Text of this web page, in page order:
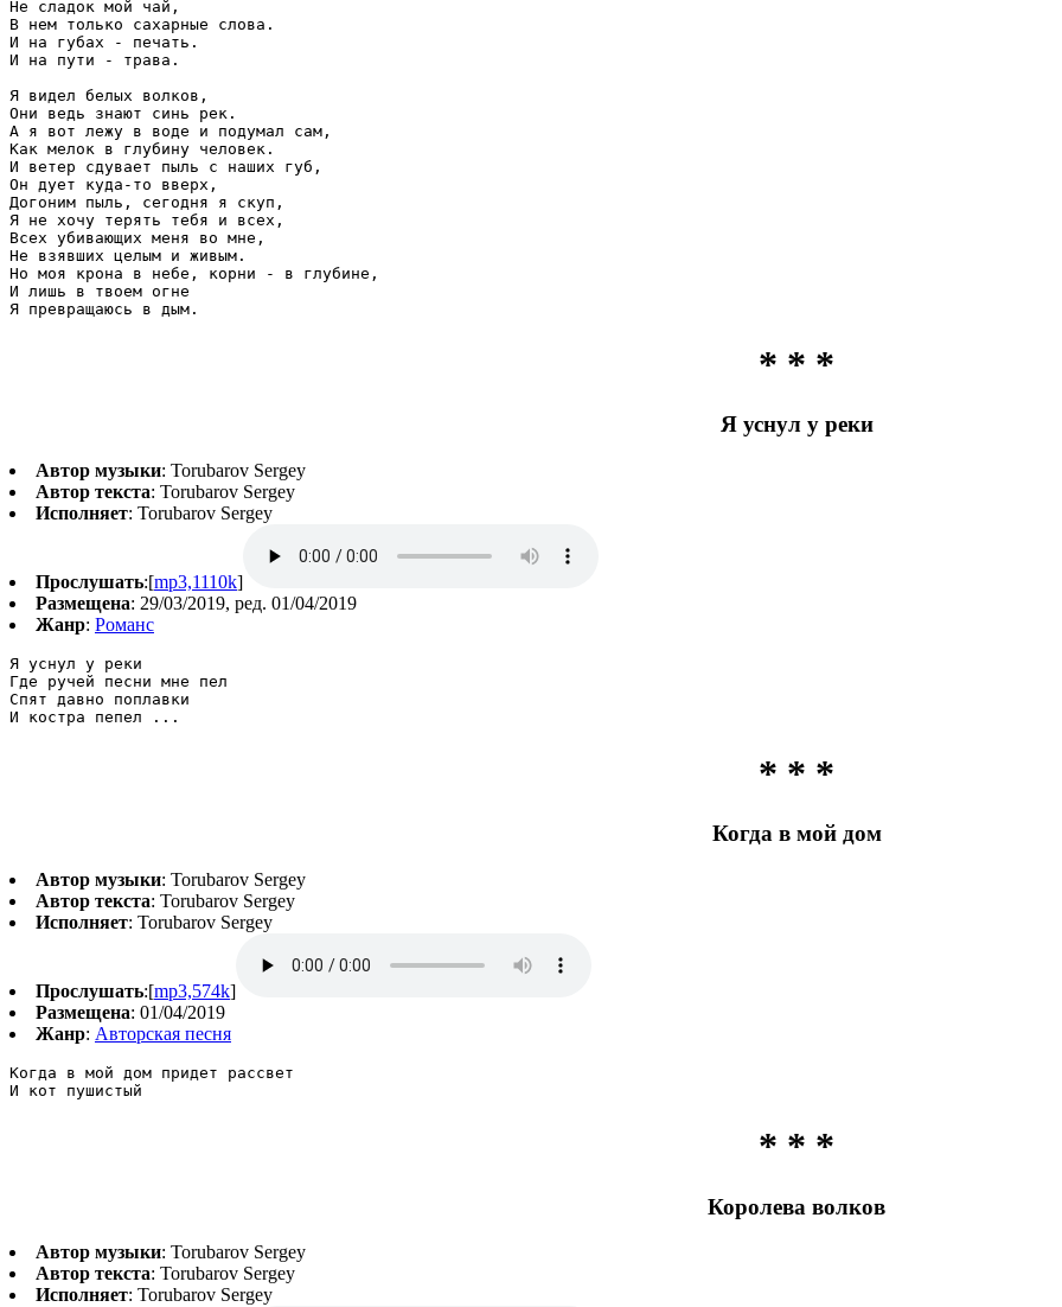
Не сладок мой чай,
В нем только сахарные слова.
И на губах - печать.
И на пути - трава.
Я видел белых волков,
Они ведь знают синь рек.
А я вот лежу в воде и подумал сам,
Как мелок в глубину человек.
И ветер сдувает пыль с наших губ,
Он дует куда-то вверх,
Догоним пыль, сегодня я скуп,
Я не хочу терять тебя и всех,
Всех убивающих меня во мне,
Не взявших целым и живым.
Но моя крона в небе, корни - в глубине,
И лишь в твоем огне
Я превращаюсь в дым.
* * *
Я уснул у реки
Автор музыки: Torubarov Sergey
Автор текста: Torubarov Sergey
Исполняет: Torubarov Sergey
Прослушать:[mp3,1110k]
Размещена: 29/03/2019, ред. 01/04/2019
Жанр: Романс
Я уснул у реки
Где ручей песни мне пел
Спят давно поплавки
И костра пепел ...
* * *
Когда в мой дом
Автор музыки: Torubarov Sergey
Автор текста: Torubarov Sergey
Исполняет: Torubarov Sergey
Прослушать:[mp3,574k]
Размещена: 01/04/2019
Жанр: Авторская песня
Когда в мой дом придет рассвет
И кот пушистый
* * *
Королева волков
Автор музыки: Torubarov Sergey
Автор текста: Torubarov Sergey
Исполняет: Torubarov Sergey